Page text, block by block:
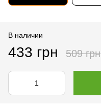
В наличии
433 грн 509 грн